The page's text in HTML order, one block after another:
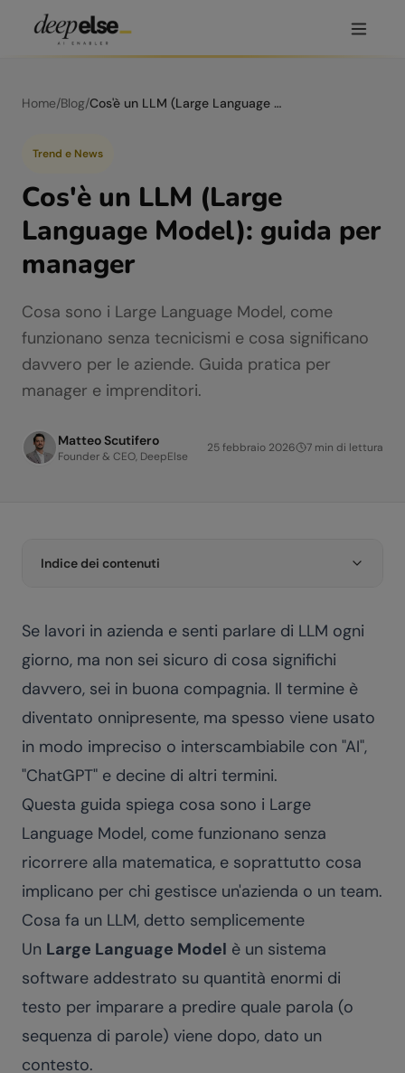
Home/Blog/ Cos'è un LLM (Large Language Model): guida per manager
Trend e News
Cos'è un LLM (Large
Language Model): guida per
manager
Cosa sono i Large Language Model, come
funzionano senza tecnicismi e cosa significano
davvero per le aziende. Guida pratica per
manager e imprenditori.
Matteo Scutifero
Founder & CEO, DeepElse
25 febbraio 2026 7 min di lettura
Indice dei contenuti
Se lavori in azienda e senti parlare di LLM ogni
giorno, ma non sei sicuro di cosa significhi
davvero, sei in buona compagnia. Il termine è
diventato onnipresente, ma spesso viene usato
in modo impreciso o interscambiabile con "AI",
"ChatGPT" e decine di altri termini.
Questa guida spiega cosa sono i Large
Language Model, come funzionano senza
ricorrere alla matematica, e soprattutto cosa
implicano per chi gestisce un'azienda o un team.
Cosa fa un LLM, detto semplicemente
Un Large Language Model è un sistema
software addestrato su quantità enormi di
testo per imparare a predire quale parola (o
sequenza di parole) viene dopo, dato un
contesto.